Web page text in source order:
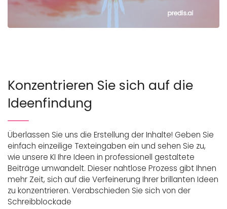
Konzentrieren Sie sich auf die
Ideenfindung
Überlassen Sie uns die Erstellung der Inhalte! Geben Sie
einfach einzeilige Texteingaben ein und sehen Sie zu,
wie unsere KI Ihre Ideen in professionell gestaltete
Beiträge umwandelt. Dieser nahtlose Prozess gibt Ihnen
mehr Zeit, sich auf die Verfeinerung Ihrer brillanten Ideen
zu konzentrieren. Verabschieden Sie sich von der
Schreibblockade